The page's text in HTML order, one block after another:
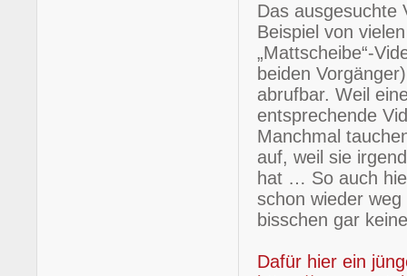
Das ausgesuchte
Beispiel von
„Mattscheibe“-
beiden
abrufbar. Weil
entsprechende
Manchmal
auf, weil sie
hat … So auch
schon wieder
bisschen gar
Dafür hier ein